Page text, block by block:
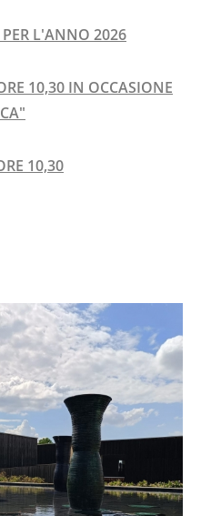
PER L'ANNO 2026
10,30 IN OCCASIONE
10,30